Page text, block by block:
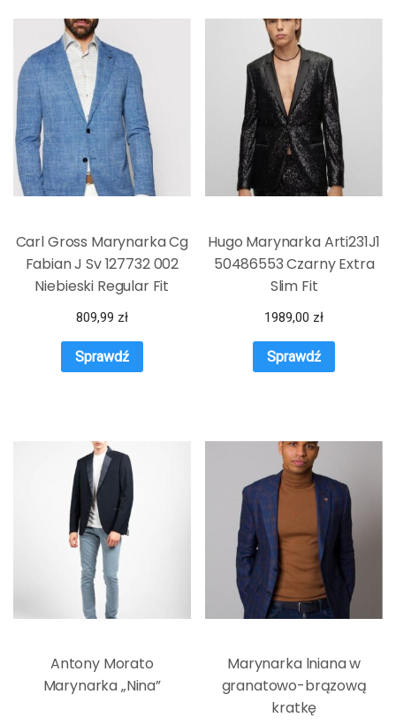
Carl Gross Marynarka Cg
Fabian J Sv 127732 002
Niebieski Regular Fit
809,99 zł
Sprawdź
Hugo Marynarka Arti231J1
50486553 Czarny Extra
Slim Fit
1989,00 zł
Sprawdź
Antony Morato
Marynarka „Nina”
Marynarka lniana w
granatowo-brązową
kratkę